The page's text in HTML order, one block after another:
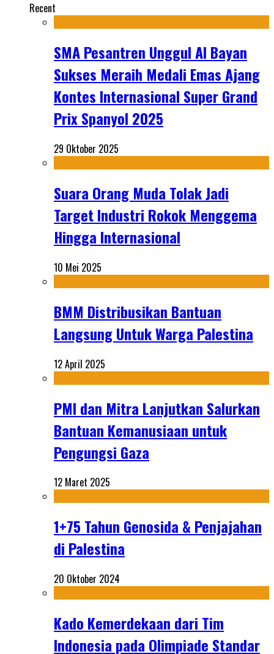
Recent
SMA Pesantren Unggul Al Bayan
Sukses Meraih Medali Emas Ajang
Kontes Internasional Super Grand
Prix Spanyol 2025
29 Oktober 2025
Suara Orang Muda Tolak Jadi
Target Industri Rokok Menggema
Hingga Internasional
10 Mei 2025
BMM Distribusikan Bantuan
Langsung Untuk Warga Palestina
12 April 2025
PMI dan Mitra Lanjutkan Salurkan
Bantuan Kemanusiaan untuk
Pengungsi Gaza
12 Maret 2025
1+75 Tahun Genosida & Penjajahan
di Palestina
20 Oktober 2024
Kado Kemerdekaan dari Tim
Indonesia pada Olimpiade Standar